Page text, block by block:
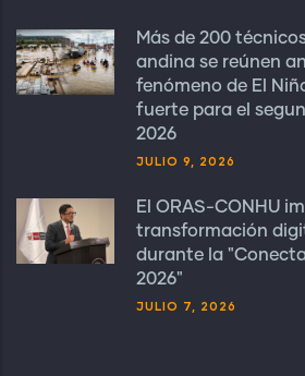
Más de 200
andina se reúnen
fenómeno de El
fuerte para el
2026
JULIO 9, 2026
El ORAS-CONHU
transformación
durante la
2026"
JULIO 7, 2026